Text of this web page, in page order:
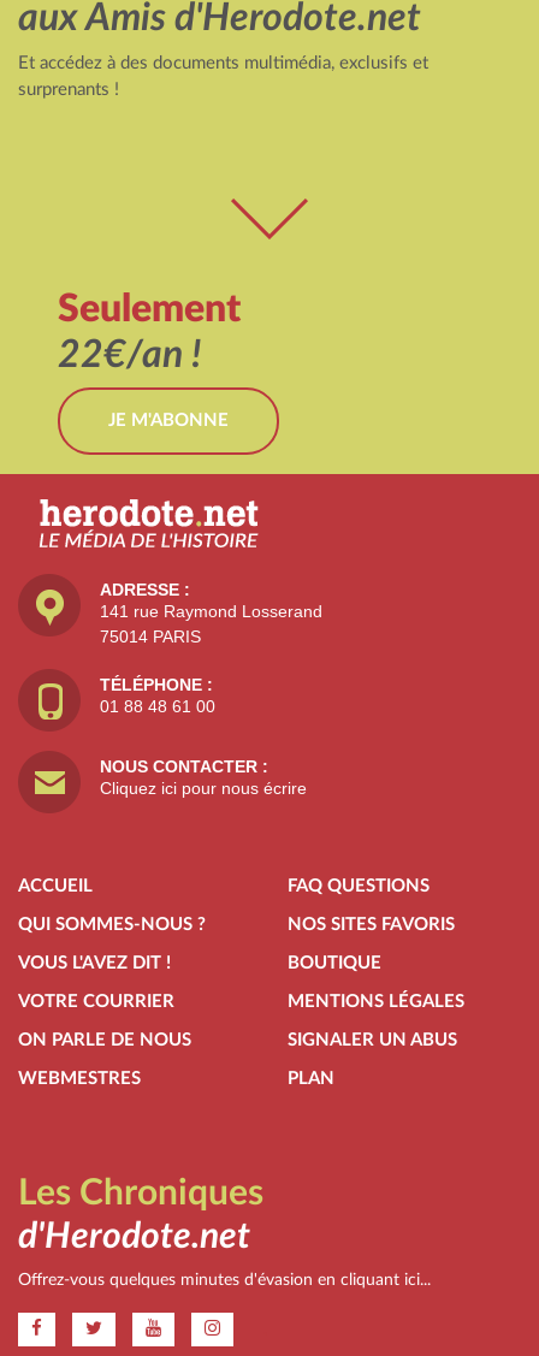
aux Amis d'Herodote.net
Et accédez à des documents multimédia, exclusifs et
surprenants !
Seulement
22€/an !
JE M'ABONNE
ADRESSE :
141 rue Raymond Losserand
75014 PARIS
TÉLÉPHONE :
01 88 48 61 00
NOUS CONTACTER :
Cliquez ici pour nous écrire
ACCUEIL
QUI SOMMES-NOUS ?
VOUS L'AVEZ DIT !
VOTRE COURRIER
ON PARLE DE NOUS
WEBMESTRES
FAQ QUESTIONS
NOS SITES FAVORIS
BOUTIQUE
MENTIONS LÉGALES
SIGNALER UN ABUS
PLAN
Les Chroniques
d'Herodote.net
Offrez-vous quelques minutes d'évasion en cliquant ici...